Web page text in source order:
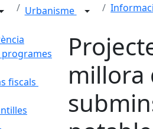
Urbanisme
fiscals
millora